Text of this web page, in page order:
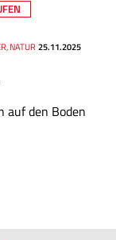
NATUR 25.11.2025
auf den Boden